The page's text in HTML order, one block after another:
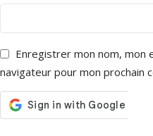
Enregistrer mon nom, mon
navigateur pour mon prochain